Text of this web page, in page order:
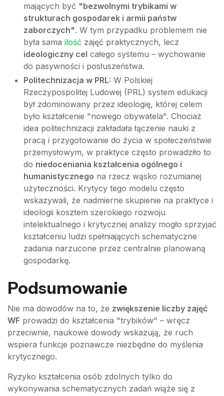
mających być "bezwolnymi trybikami w
strukturach gospodarek i armii państw
zaborczych". W tym przypadku problemem nie
była sama ilość zajęć praktycznych, lecz
ideologiczny cel całego systemu – wychowanie
do pasywności i posłuszeństwa.
Politechnizacja w PRL: W Polskiej
Rzeczypospolitej Ludowej (PRL) system edukacji
był zdominowany przez ideologię, której celem
było kształcenie "nowego obywatela". Chociaż
idea politechnizacji zakładała łączenie nauki z
pracą i przygotowanie do życia w społeczeństwie
przemysłowym, w praktyce często prowadziło to
do niedoceniania kształcenia ogólnego i
humanistycznego na rzecz wąsko rozumianej
użyteczności. Krytycy tego modelu często
wskazywali, że nadmierne skupienie na praktyce i
ideologii kosztem szerokiego rozwoju
intelektualnego i krytycznej analizy mogło sprzyjać
kształceniu ludzi spełniających schematyczne
zadania narzucone przez centralnie planowaną
gospodarkę.
Podsumowanie
Nie ma dowodów na to, że zwiększenie liczby zajęć
WF prowadzi do kształcenia "trybików" – wręcz
przeciwnie, naukowe dowody wskazują, że ruch
wspiera funkcje poznawcze niezbędne do myślenia
krytycznego.
Ryzyko kształcenia osób zdolnych tylko do
wykonywania schematycznych zadań wiąże się z